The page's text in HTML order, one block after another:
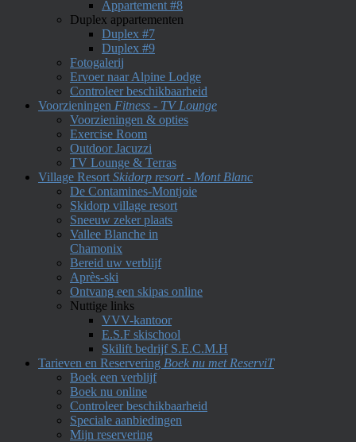
Appartement #8
Duplex appartementen
Duplex #7
Duplex #9
Fotogalerij
Ervoer naar Alpine Lodge
Controleer beschikbaarheid
Voorzieningen Fitness - TV Lounge
Voorzieningen & opties
Exercise Room
Outdoor Jacuzzi
TV Lounge & Terras
Village Resort Skidorp resort - Mont Blanc
De Contamines-Montjoie
Skidorp village resort
Sneeuw zeker plaats
Vallee Blanche in
Chamonix
Bereid uw verblijf
Après-ski
Ontvang een skipas online
Nuttige links
VVV-kantoor
E.S.F skischool
Skilift bedrijf S.E.C.M.H
Tarieven en Reservering Boek nu met ReserviT
Boek een verblijf
Boek nu online
Controleer beschikbaarheid
Speciale aanbiedingen
Mijn reservering